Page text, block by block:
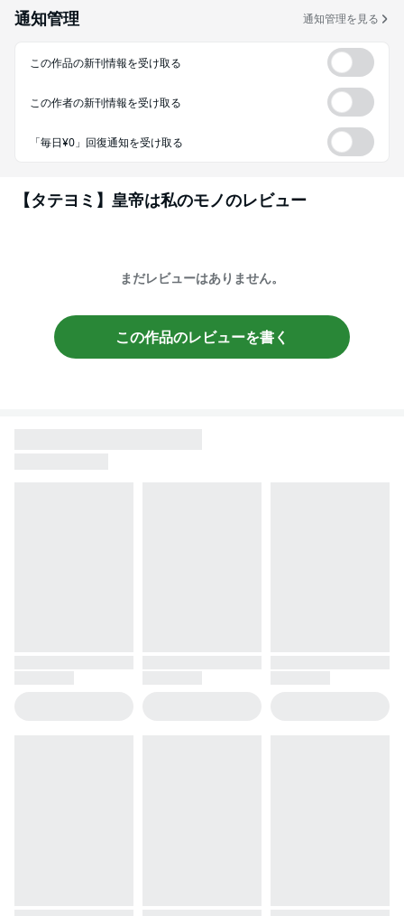
通知管理 通知管理を見る
この作品の新刊情報を受け取る
この作者の新刊情報を受け取る
「毎日¥0」回復通知を受け取る
【タテヨミ】皇帝は私のモノのレビュー
まだレビューはありません。
この作品のレビューを書く